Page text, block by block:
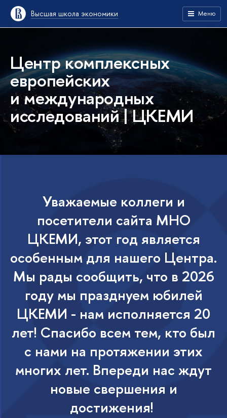
Высшая школа экономики Меню
Центр комплексных
европейских
и международных
исследований | ЦКЕМИ
Уважаемые коллеги и
посетители сайта МНО
ЦКЕМИ, этот год является
особенным для нашего Центра.
Мы рады сообщить, что в 2026
году мы празднуем юбилей
ЦКЕМИ - нам исполняется 20
лет! Спасибо всем тем, кто был
с нами на протяжении этих
многих лет. Впереди нас ждут
новые свершения и
достижения!